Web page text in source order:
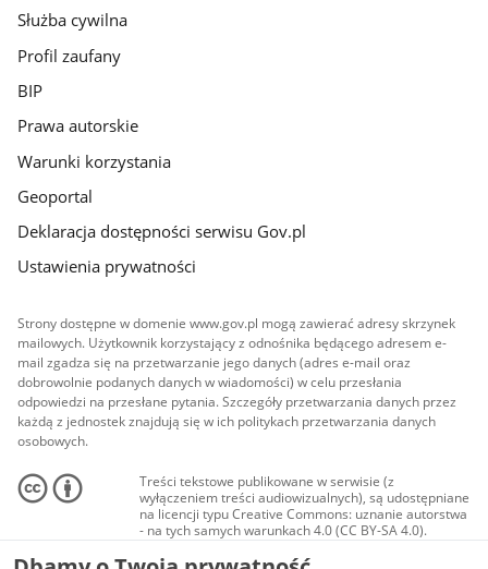
Służba cywilna
Profil zaufany
BIP
Prawa autorskie
Warunki korzystania
Geoportal
Deklaracja dostępności serwisu Gov.pl
Ustawienia prywatności
Strony dostępne w domenie www.gov.pl mogą zawierać adresy skrzynek
mailowych. Użytkownik korzystający z odnośnika będącego adresem e-
mail zgadza się na przetwarzanie jego danych (adres e-mail oraz
dobrowolnie podanych danych w wiadomości) w celu przesłania
odpowiedzi na przesłane pytania. Szczegóły przetwarzania danych przez
każdą z jednostek znajdują się w ich politykach przetwarzania danych
osobowych.
Treści tekstowe publikowane w serwisie (z
wyłączeniem treści audiowizualnych), są udostępniane
na licencji typu Creative Commons: uznanie autorstwa
- na tych samych warunkach 4.0 (CC BY-SA 4.0).
Materiały audiowizualne, w tym zdjęcia, materiały
audio i wideo, są udostępniane na licencji typu